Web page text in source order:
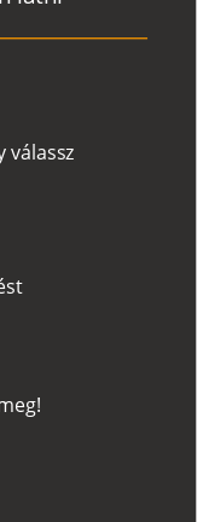
válassz
st
eg!